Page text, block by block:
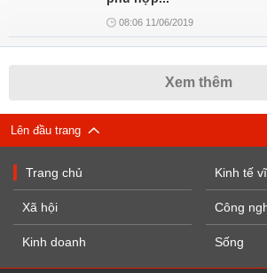
08:06 11/06/2019
Xem thêm
Lên đầu trang
Trang chủ
Xã hội
Kinh doanh
Kinh tế
Công
Sống